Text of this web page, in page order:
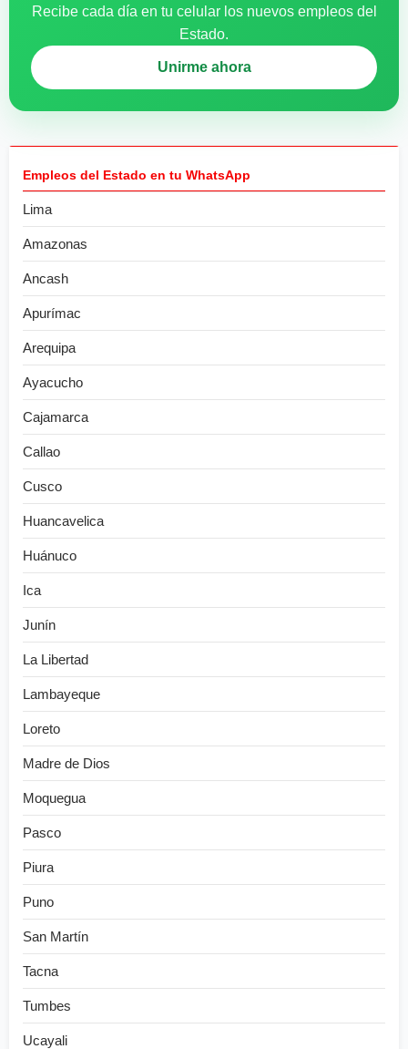
Recibe cada día en tu celular los nuevos empleos del
Estado.
Unirme ahora
Empleos del Estado en tu WhatsApp
Lima
Amazonas
Ancash
Apurímac
Arequipa
Ayacucho
Cajamarca
Callao
Cusco
Huancavelica
Huánuco
Ica
Junín
La Libertad
Lambayeque
Loreto
Madre de Dios
Moquegua
Pasco
Piura
Puno
San Martín
Tacna
Tumbes
Ucayali